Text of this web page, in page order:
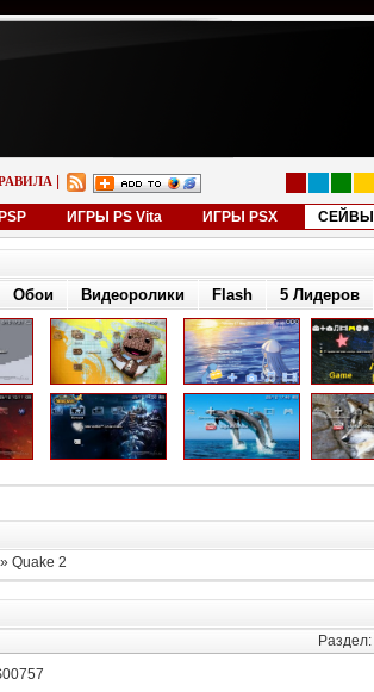
ИГРЫ PS Vita ИГРЫ PSX СЕЙВЫ
Обои Видеоролики Flash 5 Лидеров
Quake 2
Раздел: